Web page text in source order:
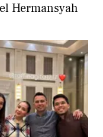
Hermansyah